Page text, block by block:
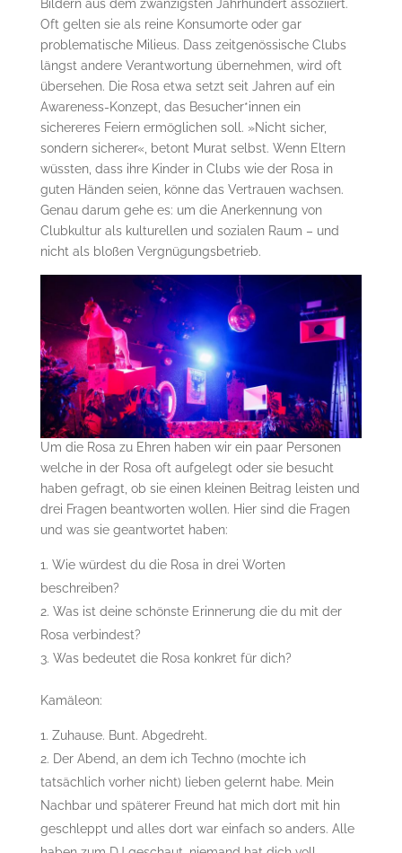
Bildern aus dem zwanzigsten Jahrhundert assoziiert.
Oft gelten sie als reine Konsumorte oder gar
problematische Milieus. Dass zeitgenössische Clubs
längst andere Verantwortung übernehmen, wird oft
übersehen. Die Rosa etwa setzt seit Jahren auf ein
Awareness-Konzept, das Besucher*innen ein
sichereres Feiern ermöglichen soll. »Nicht sicher,
sondern sicherer«, betont Murat selbst. Wenn Eltern
wüssten, dass ihre Kinder in Clubs wie der Rosa in
guten Händen seien, könne das Vertrauen wachsen.
Genau darum gehe es: um die Anerkennung von
Clubkultur als kulturellen und sozialen Raum – und
nicht als bloßen Vergnügungsbetrieb.
Um die Rosa zu Ehren haben wir ein paar Personen
welche in der Rosa oft aufgelegt oder sie besucht
haben gefragt, ob sie einen kleinen Beitrag leisten und
drei Fragen beantworten wollen. Hier sind die Fragen
und was sie geantwortet haben:
Wie würdest du die Rosa in drei Worten
beschreiben?
Was ist deine schönste Erinnerung die du mit der
Rosa verbindest?
Was bedeutet die Rosa konkret für dich?
Kamäleon:
Zuhause. Bunt. Abgedreht.
Der Abend, an dem ich Techno (mochte ich
tatsächlich vorher nicht) lieben gelernt habe. Mein
Nachbar und späterer Freund hat mich dort mit hin
geschleppt und alles dort war einfach so anders. Alle